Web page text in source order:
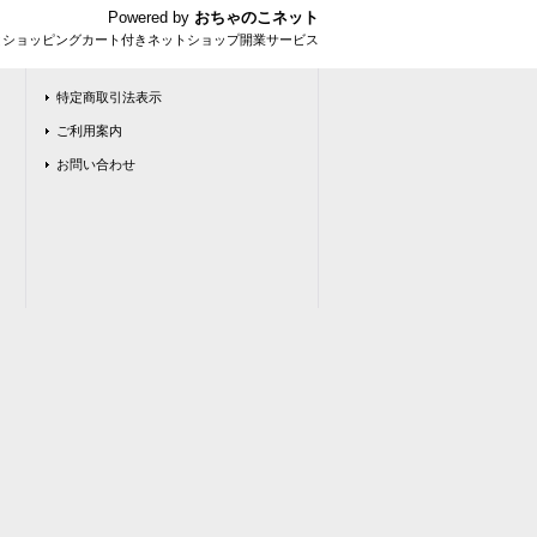
Powered by おちゃのこネット
ョッピングカート付きネットショップ開業サービス
特定商取引法表示
ご利用案内
お問い合わせ